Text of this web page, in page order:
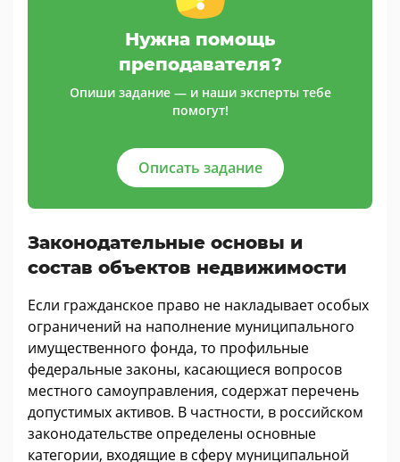
Нужна помощь
преподавателя?
Опиши задание — и наши эксперты тебе
помогут!
Описать задание
Законодательные основы и
состав объектов недвижимости
Если гражданское право не накладывает особых
ограничений на наполнение муниципального
имущественного фонда, то профильные
федеральные законы, касающиеся вопросов
местного самоуправления, содержат перечень
допустимых активов. В частности, в российском
законодательстве определены основные
категории, входящие в сферу муниципальной